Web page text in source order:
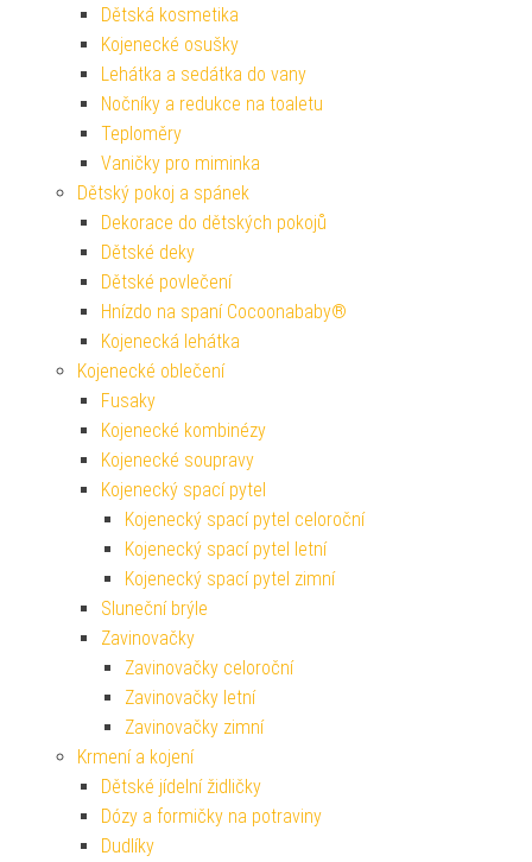
Dětská kosmetika
Kojenecké osušky
Lehátka a sedátka do vany
Nočníky a redukce na toaletu
Teploměry
Vaničky pro miminka
Dětský pokoj a spánek
Dekorace do dětských pokojů
Dětské deky
Dětské povlečení
Hnízdo na spaní Cocoonababy®
Kojenecká lehátka
Kojenecké oblečení
Fusaky
Kojenecké kombinézy
Kojenecké soupravy
Kojenecký spací pytel
Kojenecký spací pytel celoroční
Kojenecký spací pytel letní
Kojenecký spací pytel zimní
Sluneční brýle
Zavinovačky
Zavinovačky celoroční
Zavinovačky letní
Zavinovačky zimní
Krmení a kojení
Dětské jídelní židličky
Dózy a formičky na potraviny
Dudlíky